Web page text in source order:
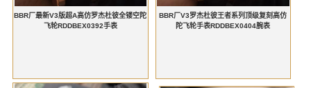
BBR厂最新V3版超A高仿罗杰杜彼全镂空陀
飞轮RDDBEX0392手表
BBR厂V3罗杰杜彼王者系列顶级复刻高仿
陀飞轮手表RDDBEX0404腕表